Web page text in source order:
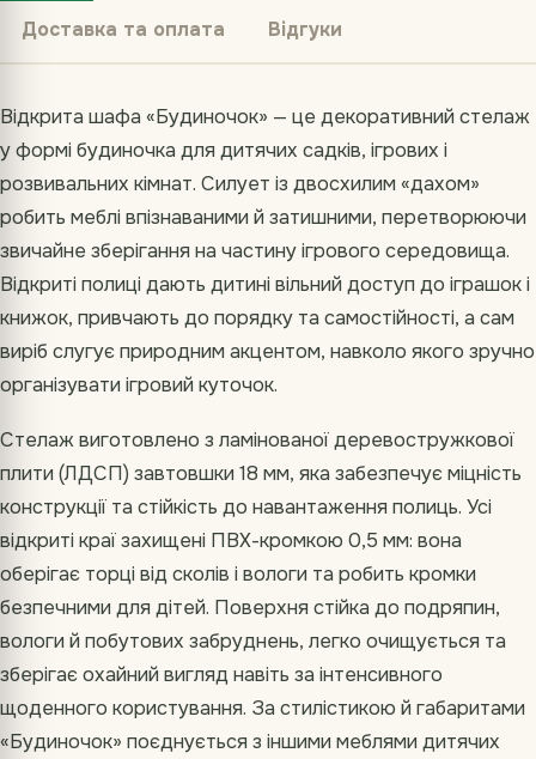
Доставка та оплата Відгуки
Відкрита шафа «Будиночок» — це декоративний стелаж
у формі будиночка для дитячих садків, ігрових і
розвивальних кімнат. Силует із двосхилим «дахом»
робить меблі впізнаваними й затишними, перетворюючи
звичайне зберігання на частину ігрового середовища.
Відкриті полиці дають дитині вільний доступ до іграшок і
книжок, привчають до порядку та самостійності, а сам
виріб слугує природним акцентом, навколо якого зручно
організувати ігровий куточок.
Стелаж виготовлено з ламінованої деревостружкової
плити (ЛДСП) завтовшки 18 мм, яка забезпечує міцність
конструкції та стійкість до навантаження полиць. Усі
відкриті краї захищені ПВХ-кромкою 0,5 мм: вона
оберігає торці від сколів і вологи та робить кромки
безпечними для дітей. Поверхня стійка до подряпин,
вологи й побутових забруднень, легко очищується та
зберігає охайний вигляд навіть за інтенсивного
щоденного користування. За стилістикою й габаритами
«Будиночок» поєднується з іншими меблями дитячих